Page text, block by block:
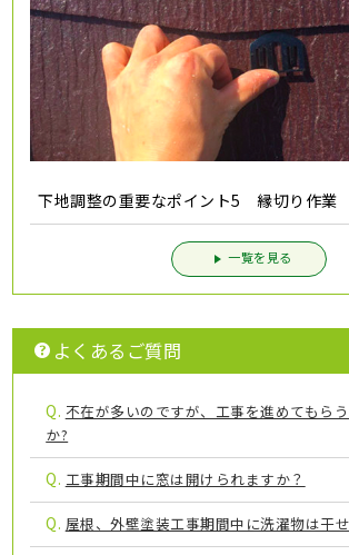
下地調整の重要なポイント5 縁切り作業
一覧を見る
よくあるご質問
Q. 不在が多いのですが、工事を進めてもら
か?
Q. 工事期間中に窓は開けられますか？
Q. 屋根、外壁塗装工事期間中に洗濯物は干